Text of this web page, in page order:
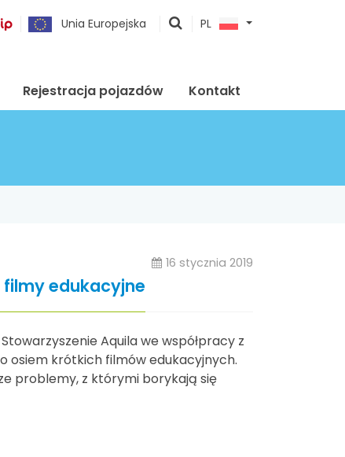
Unia Europejska
pokaż
PL
Rejestracja pojazdów Kontakt
16 stycznia 2019
filmy edukacyjne
Aquila we współpracy z
osiem krótkich filmów edukacyjnych.
problemy, z którymi borykają się